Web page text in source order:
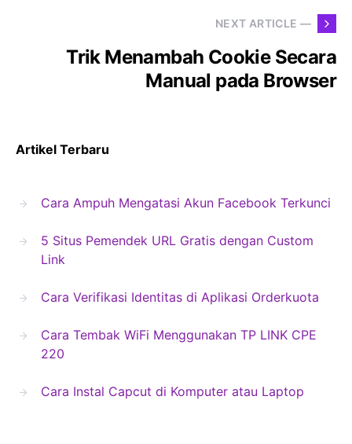
NEXT ARTICLE —
Trik Menambah Cookie Secara
Manual pada Browser
Artikel Terbaru
Cara Ampuh Mengatasi Akun Facebook Terkunci
5 Situs Pemendek URL Gratis dengan Custom
Link
Cara Verifikasi Identitas di Aplikasi Orderkuota
Cara Tembak WiFi Menggunakan TP LINK CPE
220
Cara Instal Capcut di Komputer atau Laptop